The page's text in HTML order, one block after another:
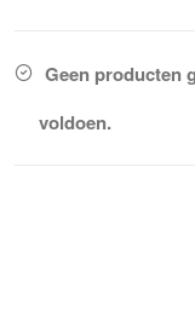
Geen producten
voldoen.